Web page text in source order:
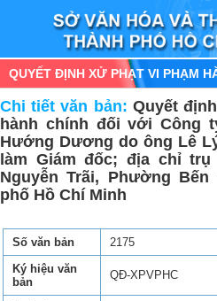
QUYẾT ĐỊNH XỬ PHẠT VI PHẠM
Chi tiết văn bản: Quyết
hành chính đối với Công
Hướng Dương do ông Lê
làm Giám đốc; địa chỉ
Nguyễn Trãi, Phường Bến
phố Hồ Chí Minh
Số văn bản
2175
Ký hiệu văn
bản
QĐ-XPVPHC